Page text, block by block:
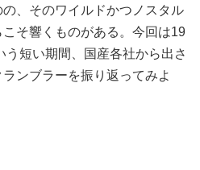
、そのワイルドかつノスタル
そ響くものがある。今回は19
短い期間、国産各社から出さ
ンブラーを振り返ってみよ